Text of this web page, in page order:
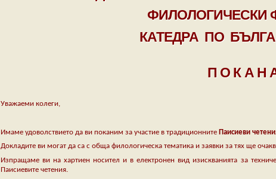
ФИЛОЛОГИЧЕСКИ
КАТЕДРА ПО
П О К А Н
Уважаеми колеги,
Имаме удоволствието да ви поканим за участие в традиционните Паисиеви
Докладите ви могат да са с обща филологическа тематика и заявки за тях ще
Изпращаме ви на хартиен носител и в електронен вид изискванията за
Паисиевите четения.